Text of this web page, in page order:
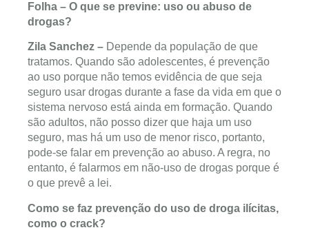
Folha – O que se previne: uso ou abuso de
drogas?
Zila Sanchez – Depende da população de que
tratamos. Quando são adolescentes, é prevenção
ao uso porque não temos evidência de que seja
seguro usar drogas durante a fase da vida em que o
sistema nervoso está ainda em formação. Quando
são adultos, não posso dizer que haja um uso
seguro, mas há um uso de menor risco, portanto,
pode-se falar em prevenção ao abuso. A regra, no
entanto, é falarmos em não-uso de drogas porque é
o que prevê a lei.
Como se faz prevenção do uso de droga ilícitas,
como o crack?